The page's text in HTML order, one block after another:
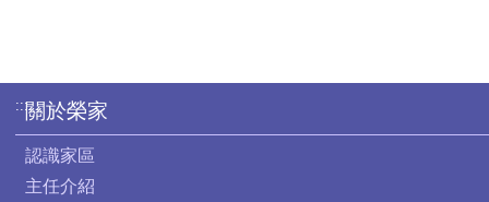
:::關於榮家
認識家區
主任介紹